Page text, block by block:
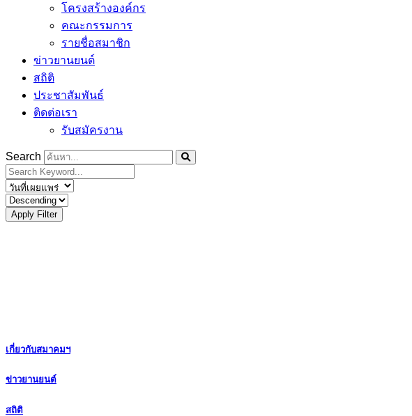
โครงสร้างองค์กร
คณะกรรมการ
รายชื่อสมาชิก
ข่าวยานยนต์
สถิติ
ประชาสัมพันธ์
ติดต่อเรา
รับสมัครงาน
Search
Apply Filter
เกี่ยวกับสมาคมฯ
ข่าวยานยนต์
สถิติ